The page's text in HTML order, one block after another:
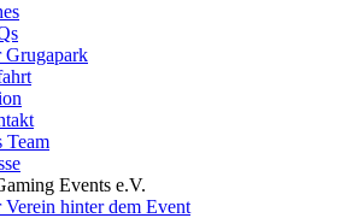
Grugapark
Team
Events e.V.
Verein hinter dem Event